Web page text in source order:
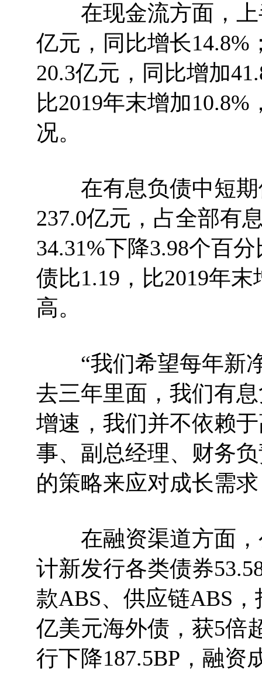
在现金流方面，上
亿元，同比增长
20.3亿元，同比增加
比2019年末增加
况。
在有息负债中短期
237.0亿元，占全部有
34.31%下降3.98个百
债比1.19，比2019年
高。
“我们希望每年新净
去三年里面，我们有
增速，我们并不依赖
事、副总经理、财务
的策略来应对成长需
在融资渠道方面，
计新发行各类债券
款ABS、供应链ABS
亿美元海外债，获5倍
行下降187.5BP，融资